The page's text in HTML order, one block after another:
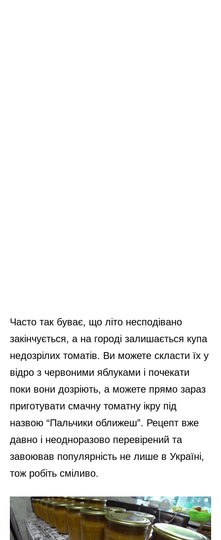
Часто так буває, що літо несподівано
закінчується, а на городі залишається купа
недозрілих томатів. Ви можете скласти їх у
відро з червоними яблуками і почекати
поки вони дозріють, а можете прямо зараз
приготувати смачну томатну ікру під
назвою “Пальчики оближеш”. Рецепт вже
давно і неодноразово перевірений та
завоював популярність не лише в Україні,
тож робіть сміливо.